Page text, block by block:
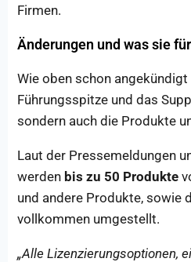
Firmen.
Änderungen und was sie
Wie oben schon
Führungsspitze und das
sondern auch die Produkte
Laut der Pressemeldungen
werden bis zu 50 Produkte
und andere Produkte, sowie
vollkommen umgestellt.
„Alle Lizenzierungsoptionen,